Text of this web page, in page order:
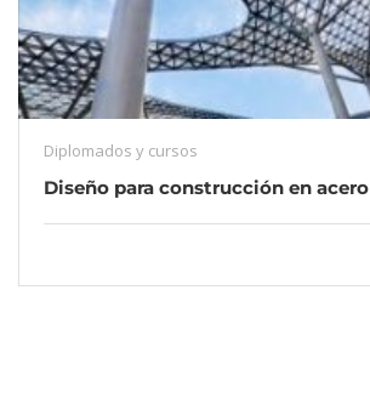
Diplomados y cursos
Diseño para construcción en acero